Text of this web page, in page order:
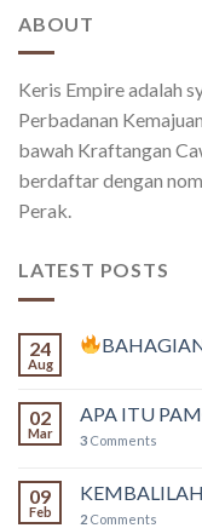
ABOUT
Keris Empire adalah
Perbadanan
bawah Kraftangan
berdaftar dengan
Perak.
LATEST POSTS
24
Aug
02
Mar
APA ITU
3 Comments
09
Feb 2 Comments